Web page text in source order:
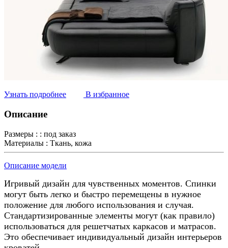
Узнать подробнее В избранное
Описание
Размеры : : под заказ
Материалы : Ткань, кожа
Описание модели
Игривый дизайн для чувственных моментов. Спинки
могут быть легко и быстро перемещены в нужное
положение для любого использования и случая.
Стандартизированные элементы могут (как правило)
использоваться для решетчатых каркасов и матрасов.
Это обеспечивает индивидуальный дизайн интерьеров